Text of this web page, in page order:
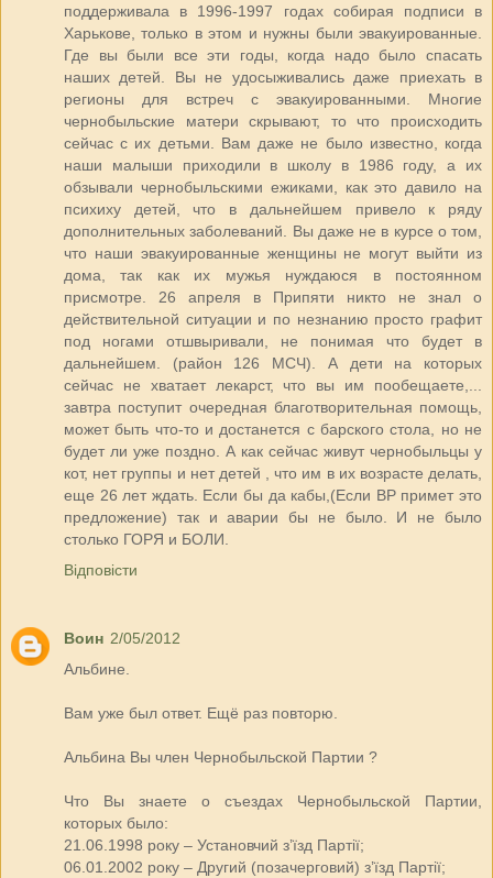
поддерживала в 1996-1997 годах собирая подписи в
Харькове, только в этом и нужны были эвакуированные.
Где вы были все эти годы, когда надо было спасать
наших детей. Вы не удосыживались даже приехать в
регионы для встреч с эвакуированными. Многие
чернобыльские матери скрывают, то что происходить
сейчас с их детьми. Вам даже не было известно, когда
наши малыши приходили в школу в 1986 году, а их
обзывали чернобыльскими ежиками, как это давило на
психиху детей, что в дальнейшем привело к ряду
дополнительных заболеваний. Вы даже не в курсе о том,
что наши эвакуированные женщины не могут выйти из
дома, так как их мужья нуждаюся в постоянном
присмотре. 26 апреля в Припяти никто не знал о
действительной ситуации и по незнанию просто графит
под ногами отшвыривали, не понимая что будет в
дальнейшем. (район 126 МСЧ). А дети на которых
сейчас не хватает лекарст, что вы им пообещаете,...
завтра поступит очередная благотворительная помощь,
может быть что-то и достанется с барского стола, но не
будет ли уже поздно. А как сейчас живут чернобыльцы у
кот, нет группы и нет детей , что им в их возрасте делать,
еще 26 лет ждать. Если бы да кабы,(Если ВР примет это
предложение) так и аварии бы не было. И не было
столько ГОРЯ и БОЛИ.
Відповісти
Воин 2/05/2012
Альбине.
Вам уже был ответ. Ещё раз повторю.
Альбина Вы член Чернобыльской Партии ?
Что Вы знаете о съездах Чернобыльской Партии,
которых было:
21.06.1998 року – Установчий з’їзд Партії;
06.01.2002 року – Другий (позачерговий) з’їзд Партії;